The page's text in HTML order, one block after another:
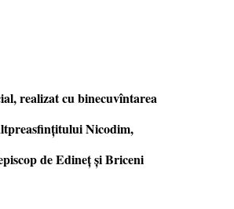
realizat cu binecuvîntarea
Nicodim,
de Edineţ şi Briceni